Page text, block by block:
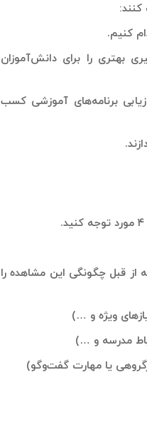
بهتری را برای دانش‌آموزان
برنامه‌های آموزشی کسب
قبل چگونگی این مشاهده را
ویژه و …)
مدرسه و …)
یا مهارت گفت‌وگو)